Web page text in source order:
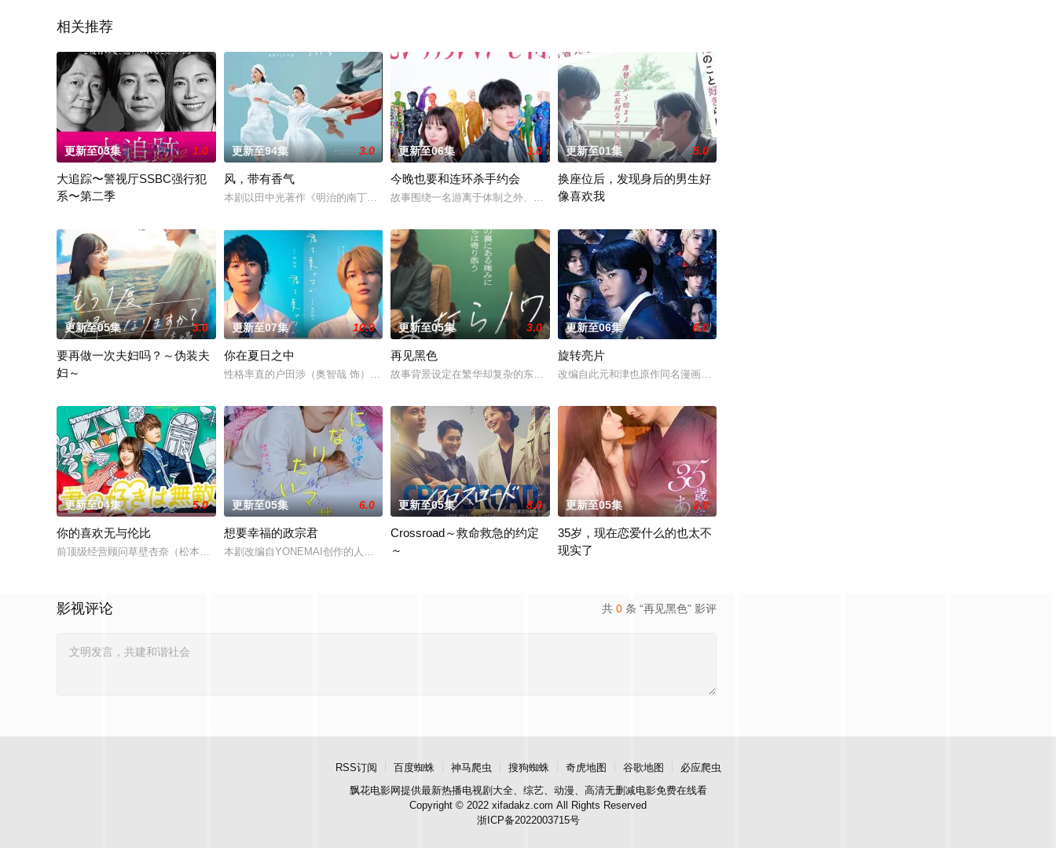
相关推荐
更新至03集 1.0
大追踪〜警视厅SSBC强行犯
系〜第二季
更新至94集 3.0
风，带有香气
本剧以田中光著作《明治的南丁格尔 大关和物语》为原案，取材自日本首位专业女护士大关和与铃木雅的真实经历，描绘了她们推动护士注册制度
更新至06集 3.0
今晚也要和连环杀手约会
故事围绕一名游离于体制之外、孤傲冷峻的“独狼”刑警，与一位拥有特异功能的神秘密友展开。女主角黑井雏田只要触碰杀手，眼前便会浮现出冰
更新至01集 5.0
换座位后，发现身后的男生好
像喜欢我
更新至05集 3.0
要再做一次夫妇吗？～伪装夫
妇～
更新至07集 10.0
你在夏日之中
性格率直的户田涉（奥智哉 饰）与校园风云人物佐伯千晴（杢代和人 饰）因共同的电影爱好而结缘。在千晴告白后，两人约定利用暑假进行一场
更新至05集 3.0
再见黑色
故事背景设定在繁华却复杂的东京池袋地区。西池袋警署新设立了“犯罪受害者支援室”，在这里，警察们将贴身陪伴遭遇各类案件的受害者及遗属
更新至06集 6.0
旋转亮片
改编自此元和津也原作同名漫画。不起眼的高中生三井宏太在好友内新次郎的邀请下加入了钓鱼部。虽然听说
更新至04集 5.0
你的喜欢无与伦比
前顶级经营顾问草壁杏奈（松本若菜 饰）辞去高薪工作后，以零工维生。某次兼职中，她结识了性格偏执、与“可爱”毫不搭边的角色设计师濑尾
更新至05集 6.0
想要幸福的政宗君
本剧改编自YONEMAI创作的人气漫画，系列累计发行量已达20万部。不得志的作家·吉田政宗（中泽元纪 饰）误以为自己与交往了10年
更新至05集 8.0
Crossroad～救命救急的约定
～
更新至05集 2.0
35岁，现在恋爱什么的也太不
现实了
共 0 条 “再见黑色” 影评
影视评论
RSS订阅 百度蜘蛛 神马爬虫 搜狗蜘蛛 奇虎地图 谷歌地图
必应爬虫
飘花电影网提供最新热播电视剧大全、综艺、动漫、高清无删减电影免费在线看
Copyright © 2022 xifadakz.com All Rights Reserved
浙ICP备2022003715号